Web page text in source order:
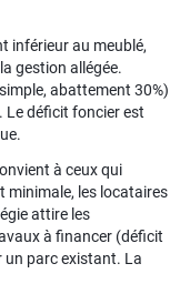
inférieur au meublé,
gestion allégée.
abattement 30%)
Le déficit foncier est
à ceux qui
minimale, les locataires
attire les
à financer (déficit
un parc existant. La